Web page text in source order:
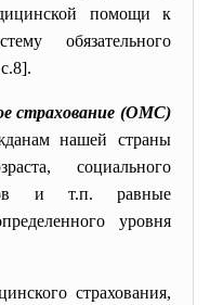
помощи к
обязательного
страхование (ОМС)
нашей страны
социального
и т.п. равные
уровня
страхования,